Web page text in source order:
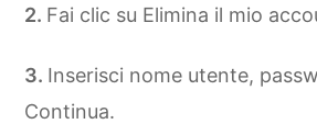
Fai clic su Elimina il mio
Inserisci nome utente,
Continua.